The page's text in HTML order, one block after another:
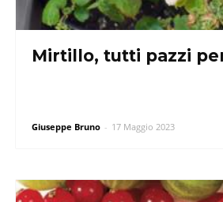
Mirtillo, tutti pazzi
Giuseppe Bruno - 17 Maggio 2023